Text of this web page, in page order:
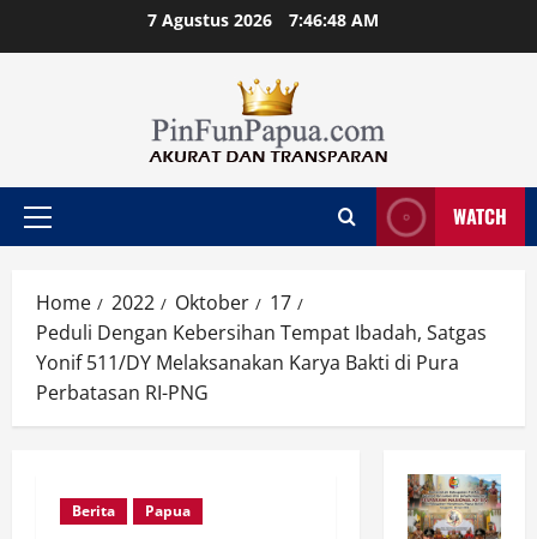
7 Agustus 2026 7:46:49 AM
Primary
WATCH
Home 2022 Oktober
17
Peduli Dengan Kebersihan Tempat Ibadah, Satgas
Yonif 511/DY Melaksanakan Karya Bakti di Pura
Perbatasan RI-PNG
Berita Papua